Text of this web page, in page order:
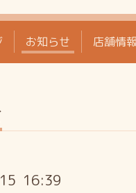
お知らせ 店舗情報
15 16:39